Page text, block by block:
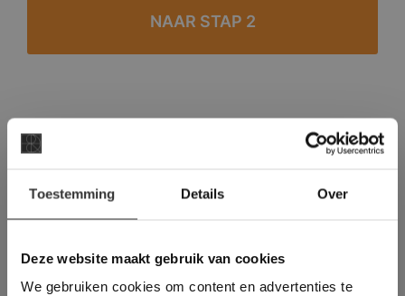
Toestemming Details Over
Deze website maakt gebruik van cookies
We gebruiken cookies om content en advertenties te
#1 in de categorie vloeren op Trustpilot
Binnen 24 uur een passende offerte
Meer dan 500 m2 showroom
Deze website maakt
gebruik van cookies.
This Cookie Banner was deleted and is no
longer working. Please contact the website
administrator.